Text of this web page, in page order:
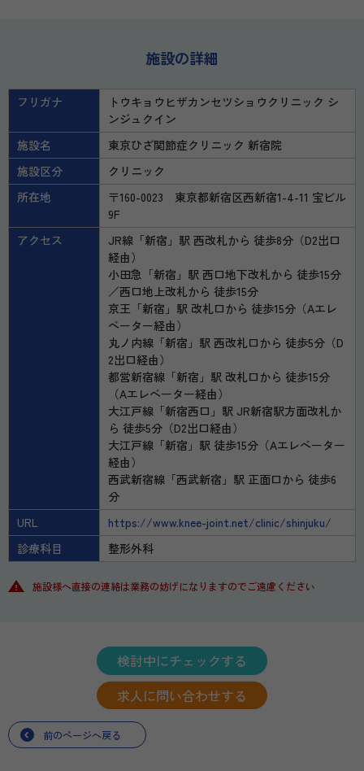
施設の詳細
フリガナ
トウキョウヒザカンセツショウクリニック シ
ンジュクイン
施設名
東京ひざ関節症クリニック 新宿院
施設区分
クリニック
所在地
〒160-0023 東京都新宿区西新宿1-4-11 宝ビル
9F
アクセス
JR線「新宿」駅 西改札から 徒歩8分（D2出口
経由）
小田急「新宿」駅 西口地下改札から 徒歩15分
／西口地上改札から 徒歩15分
京王「新宿」駅 改札口から 徒歩15分（Aエレ
ベーター経由）
丸ノ内線「新宿」駅 西改札口から 徒歩5分（D
2出口経由）
都営新宿線「新宿」駅 改札口から 徒歩15分
（Aエレベーター経由）
大江戸線「新宿西口」駅 JR新宿駅方面改札か
ら 徒歩5分（D2出口経由）
大江戸線「新宿」駅 徒歩15分（Aエレベーター
経由）
西武新宿線「西武新宿」駅 正面口から 徒歩6
分
URL
https://www.knee-joint.net/clinic/shinjuku/
診療科目
整形外科
施設様へ直接の連絡は業務の妨げになりますのでご遠慮ください
検討中にチェックする
求人に問い合わせする
前のページへ戻る